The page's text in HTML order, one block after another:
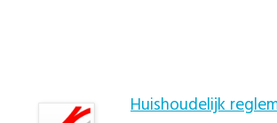
Huishoudelijk